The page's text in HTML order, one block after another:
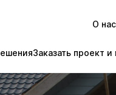
О нас
Заказать проект